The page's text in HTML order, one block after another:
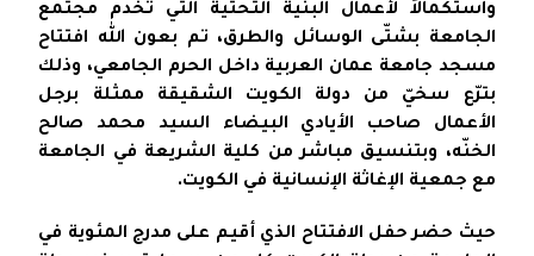
واستكمالاً لأعمال البنية التحتية التي تخدم مجتمع
الجامعة بشتّى الوسائل والطرق، تم بعون الله افتتاح
مسجد جامعة عمان العربية داخل الحرم الجامعي، وذلك
بترّع سخيّ من دولة الكويت الشقيقة ممثلة برجل
الأعمال صاحب الأيادي البيضاء السيد محمد صالح
الخنّه، وبتنسيق مباشر من كلية الشريعة في الجامعة
مع جمعية الإغاثة الإنسانية في الكويت.
حيث حضر حفل الافتتاح الذي أقيم على مدرج المئوية في